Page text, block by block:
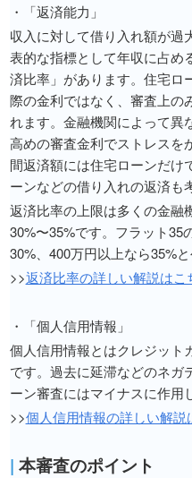
・「返済能力」
収入に対して借り入れ額が過
表的な指標として年収に占め
済比率」があります。住宅ロ
際の金利ではなく、審査上の
れます。金融機関によって異
高めの審査金利でストレスを
間返済額には住宅ローンだけ
ーンなどの借り入れの返済も
返済比率の上限は多くの金融
30%〜35%です。フラット35
30%、400万円以上なら35%と
>>返済比率の詳しい解説はこ
・「個人信用情報」
個人信用情報とはクレジット
です。過去に延滞などのネガ
ーン審査にはマイナスに作用
>>個人信用情報の詳しい解説
| 本審査のポイント